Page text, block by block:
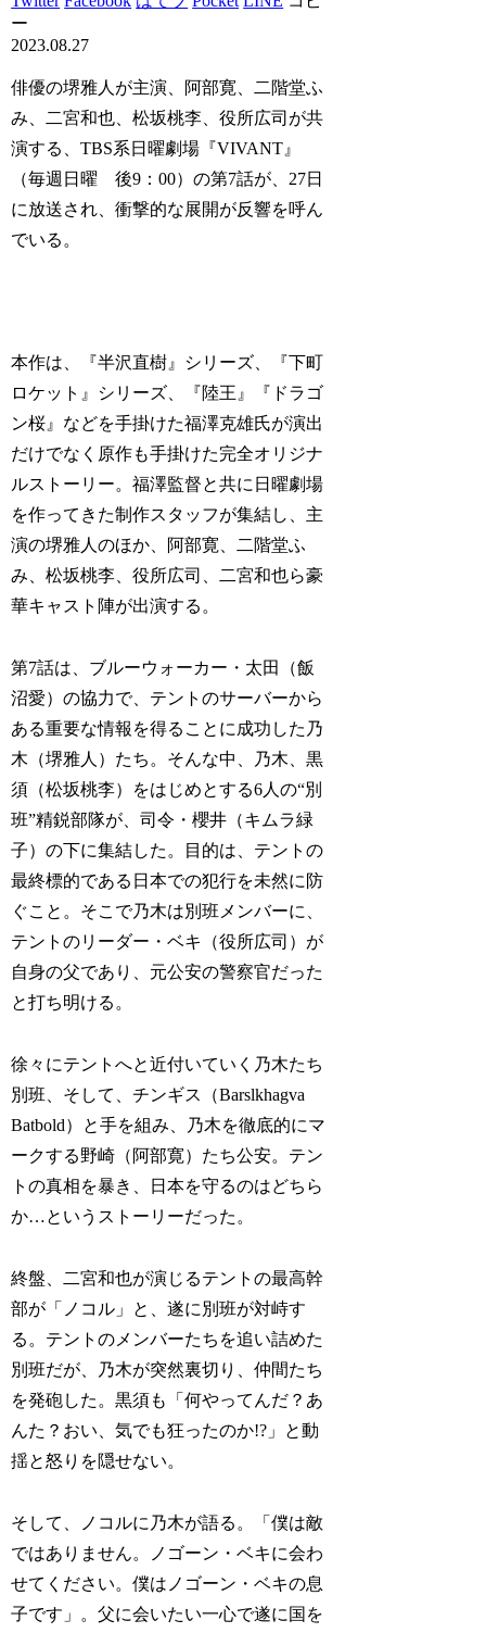
ー
2023.08.27
俳優の堺雅人が主演、阿部寛、二階堂ふ
み、二宮和也、松坂桃李、役所広司が共
演する、TBS系日曜劇場『VIVANT』
（毎週日曜 後9：00）の第7話が、27日
に放送され、衝撃的な展開が反響を呼ん
でいる。
本作は、『半沢直樹』シリーズ、『下町
ロケット』シリーズ、『陸王』『ドラゴ
ン桜』などを手掛けた福澤克雄氏が演出
だけでなく原作も手掛けた完全オリジナ
ルストーリー。福澤監督と共に日曜劇場
を作ってきた制作スタッフが集結し、主
演の堺雅人のほか、阿部寛、二階堂ふ
み、松坂桃李、役所広司、二宮和也ら豪
華キャスト陣が出演する。
第7話は、ブルーウォーカー・太田（飯
沼愛）の協力で、テントのサーバーから
ある重要な情報を得ることに成功した乃
木（堺雅人）たち。そんな中、乃木、黒
須（松坂桃李）をはじめとする6人の“別
班”精鋭部隊が、司令・櫻井（キムラ緑
子）の下に集結した。目的は、テントの
最終標的である日本での犯行を未然に防
ぐこと。そこで乃木は別班メンバーに、
テントのリーダー・ベキ（役所広司）が
自身の父であり、元公安の警察官だった
と打ち明ける。
徐々にテントへと近付いていく乃木たち
別班、そして、チンギス（Barslkhagva
Batbold）と手を組み、乃木を徹底的にマ
ークする野崎（阿部寛）たち公安。テン
トの真相を暴き、日本を守るのはどちら
か…というストーリーだった。
終盤、二宮和也が演じるテントの最高幹
部が「ノコル」と、遂に別班が対峙す
る。テントのメンバーたちを追い詰めた
別班だが、乃木が突然裏切り、仲間たち
を発砲した。黒須も「何やってんだ？あ
んた？おい、気でも狂ったのか!?」と動
揺と怒りを隠せない。
そして、ノコルに乃木が語る。「僕は敵
ではありません。ノゴーン・ベキに会わ
せてください。僕はノゴーン・ベキの息
子です」。父に会いたい一心で遂に国を